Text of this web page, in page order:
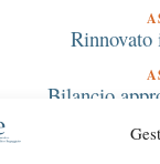
Bilancio